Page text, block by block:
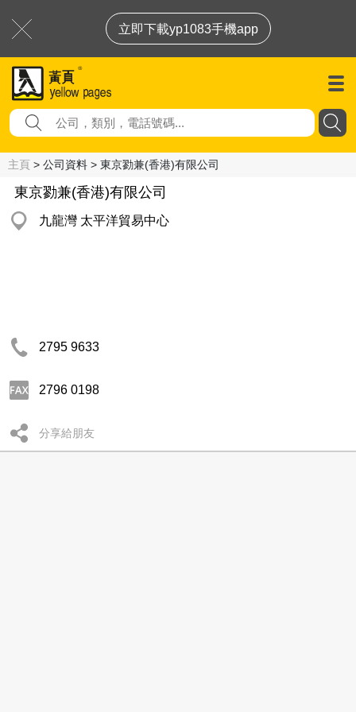
立即下載yp1083手機app
主頁 > 公司資料 > 東京勠兼(香港)有限公司
東京勠兼(香港)有限公司
九龍灣 太平洋貿易中心
2795 9633
2796 0198
分享給朋友